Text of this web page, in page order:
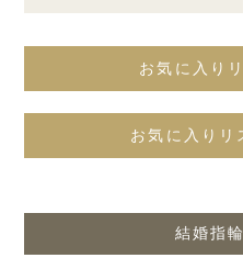
お気に入り
お気に入りリ
結婚指